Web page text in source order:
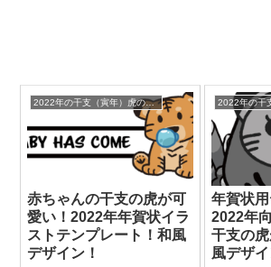
2022年の干支（寅年）虎のイラスト入り年賀状の無料テンプレート
赤ちゃんの干支の虎が可
愛い！2022年年賀状イラ
ストテンプレート！和風
デザイン！
年賀状用
2022年
干支の
風デザ